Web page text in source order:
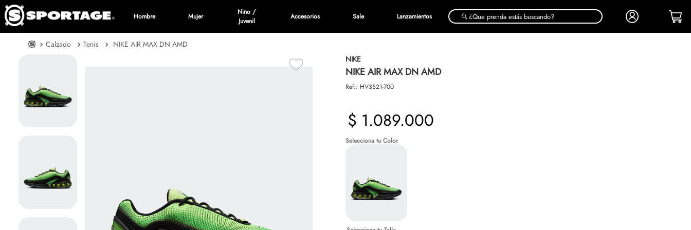
Hombre Mujer
Niño /
Juvenil
Accesorios Sale Lanzamientos ¿Que prenda estás buscando?
Calzado Tenis
NIKE AIR MAX DN AMD
NIKE
NIKE AIR MAX DN AMD
Ref:: HV3521-700
$ 1.089.000